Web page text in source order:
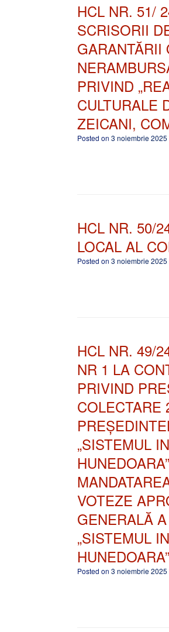
HCL NR. 51/
SCRISORII
GARANTĂRII
PRIVIND
CULTURALE
ZEICANI,
Posted on 3 noiembrie 2025
HCL NR. 50/
LOCAL AL
Posted on 3 noiembrie 2025
HCL NR. 49/
NR 1 LA
PRIVIND
COLECTARE
„SISTEMUL
VOTEZE
GENERALĂ
„SISTEMUL
HUNEDOARA”
Posted on 3 noiembrie 2025